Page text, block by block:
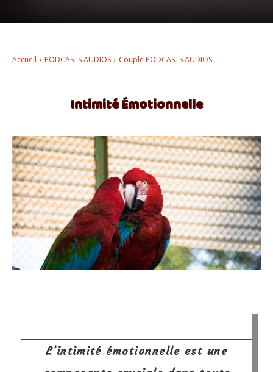
Accueil PODCASTS AUDIOS Couple PODCASTS AUDIOS
Intimité Émotionnelle
L’intimité émotionnelle est une